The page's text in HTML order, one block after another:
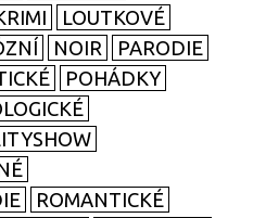
LOUTKOVÉ
NOIR
PARODIE
POHÁDKY
ROMANTICKÉ